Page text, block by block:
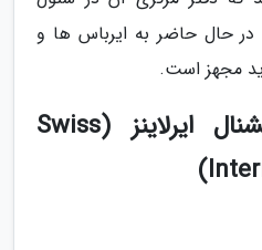
در حال حاضر به ایرباس ها و
مجهز است.
15. سوئیس اینترنشنال ایرلاینز (Swiss